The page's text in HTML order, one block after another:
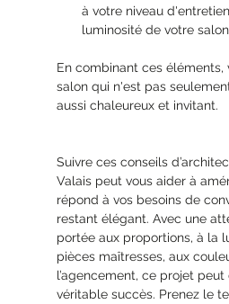
à votre niveau
luminosité de votre
En combinant ces éléments,
salon qui n'est pas
aussi chaleureux et invitant.
Suivre ces conseils
Valais peut vous aider à
répond à vos besoins de
restant élégant. Avec une
portée aux proportions, à la
pièces maîtresses, aux
l’agencement, ce projet peut
véritable succès. Prenez le